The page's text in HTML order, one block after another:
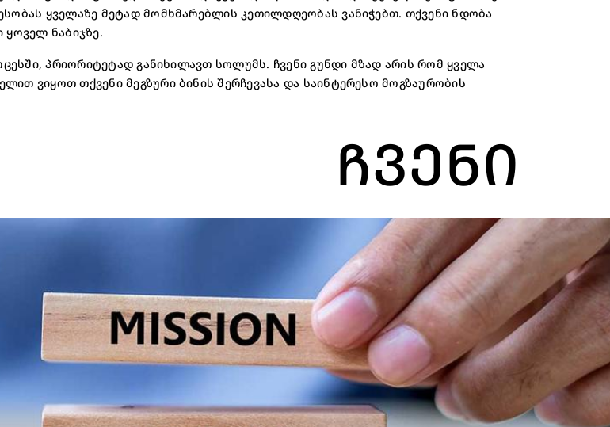
ყველაზე მეტად მომხმარებლის კეთილდღეობას ვანიჭებთ. თქვენი ნდობა
ყოველ ნაბიჯზე.
პრიორიტეტად განიხილავთ სოლუმს. ჩვენი გუნდი მზად არის რომ ყველა
ვიყოთ თქვენი მეგზური ბინის შერჩევასა და საინტერესო მოგზაურობის
ᲩᲕᲔᲜᲘ